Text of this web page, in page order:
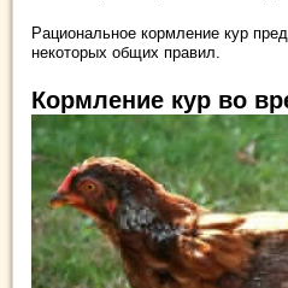
Рациональное кормление кур
некоторых общих правил.
Кормление кур во